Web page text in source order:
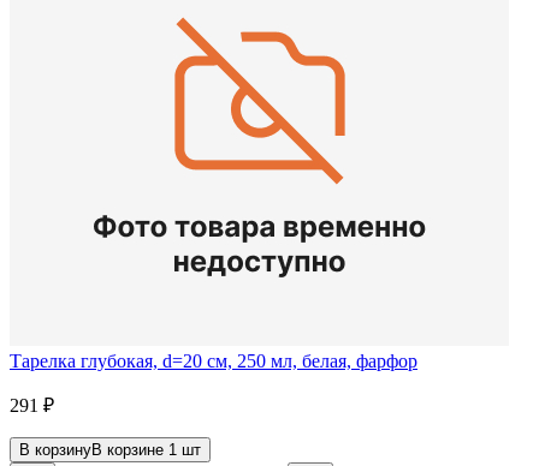
Тарелка глубокая, d=20 см, 250 мл, белая, фарфор
291 ₽
В корзинуВ корзине 1 шт